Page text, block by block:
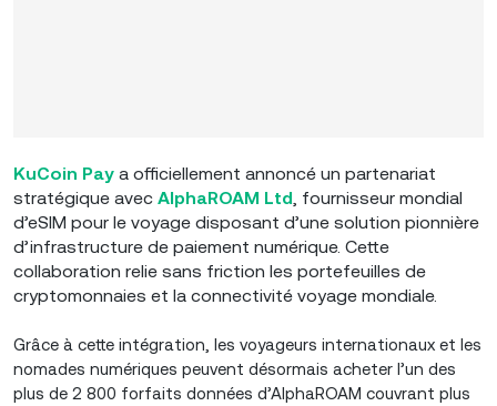
KuCoin Pay a officiellement annoncé un partenariat
stratégique avec AlphaROAM Ltd, fournisseur mondial
d’eSIM pour le voyage disposant d’une solution pionnière
d’infrastructure de paiement numérique. Cette
collaboration relie sans friction les portefeuilles de
cryptomonnaies et la connectivité voyage mondiale.
Grâce à cette intégration, les voyageurs internationaux et les
nomades numériques peuvent désormais acheter l’un des
plus de 2 800 forfaits données d’AlphaROAM couvrant plus